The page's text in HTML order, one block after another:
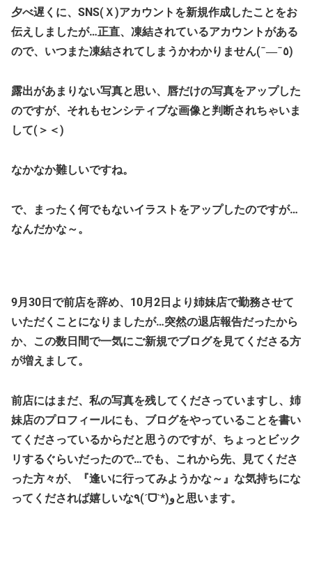
夕べ遅くに、SNS(Ｘ)アカウントを新規作成したことをお
伝えしましたが…正直、凍結されているアカウントがある
ので、いつまた凍結されてしまうかわかりません(¯―¯٥)
露出があまりない写真と思い、唇だけの写真をアップした
のですが、それもセンシティブな画像と判断されちゃいま
して(＞＜)
なかなか難しいですね。
で、まったく何でもないイラストをアップしたのですが…
なんだかな～。
9月30日で前店を辞め、10月2日より姉妹店で勤務させて
いただくことになりましたが…突然の退店報告だったから
か、この数日間で一気にご新規でブログを見てくださる方
が増えまして。
前店にはまだ、私の写真を残してくださっていますし、姉
妹店のプロフィールにも、ブログをやっていることを書い
てくださっているからだと思うのですが、ちょっとビック
リするぐらいだったので…でも、これから先、見てくださ
った方々が、『逢いに行ってみようかな～』な気持ちにな
ってくだされば嬉しいな٩(ˊᗜˋ*)وと思います。